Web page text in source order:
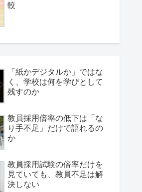
較
「紙かデジタルか」ではな
く、学校は何を学びとして
残すのか
教員採用倍率の低下は「な
り手不足」だけで語れるの
か
教員採用試験の倍率だけを
見ていても、教員不足は解
決しない